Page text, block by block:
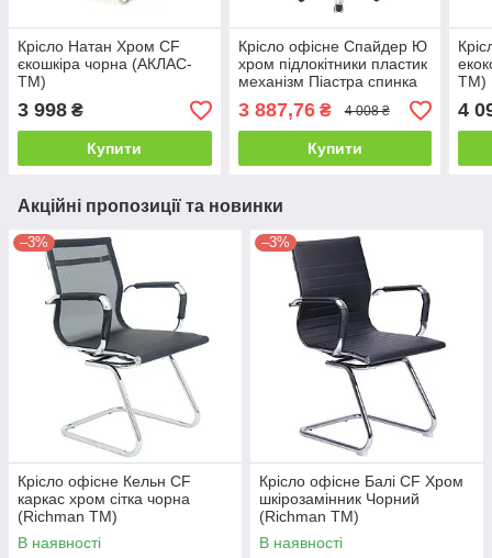
Крісло Натан Хром CF
єкошкіра чорна (АКЛАС-
ТМ)
3 998 ₴
Купити
Крісло офісне Спайдер Ю
хром підлокітники пластик
механізм Піастра спинка
сітка чорна (Richman ТМ)
3 887,76₴ 4 008 ₴
Купити
ТМ)
4
Акційні пропозиції та новинки
–3%
Крісло офісне Кельн СF
каркас хром сітка чорна
(Richman ТМ)
В наявності
–3%
Крісло офісне Балі СF Хром
шкірозамінник Чорний
(Richman ТМ)
В наявності